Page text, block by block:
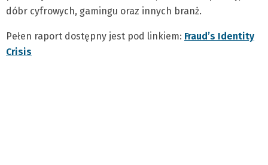
dóbr cyfrowych, gamingu oraz innych branż.
Pełen raport dostępny jest pod linkiem: Fraud’s Identity
Crisis